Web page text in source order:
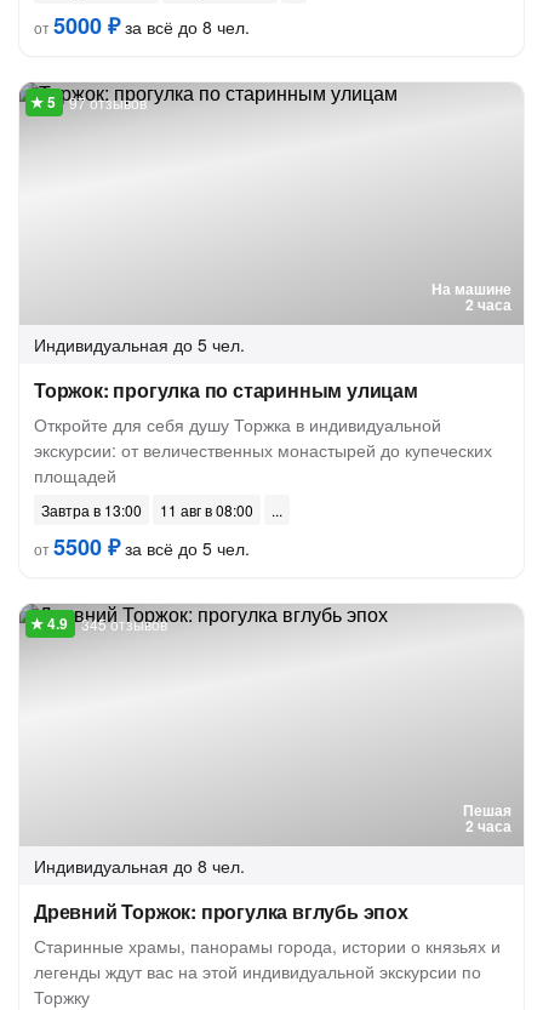
от5000 ₽за всё до 8 чел.
На машине
2 часа
97 отзывов
Индивидуальная до 5 чел.
Торжок: прогулка по старинным улицам
Откройте для себя душу Торжка в индивидуальной
экскурсии: от величественных монастырей до купеческих
площадей
Завтра в 13:00
11 авг в 08:00
от5500 ₽за всё до 5 чел.
Пешая
2 часа
345 отзывов
Индивидуальная до 8 чел.
Древний Торжок: прогулка вглубь эпох
Старинные храмы, панорамы города, истории о князьях и
легенды ждут вас на этой индивидуальной экскурсии по
Торжку